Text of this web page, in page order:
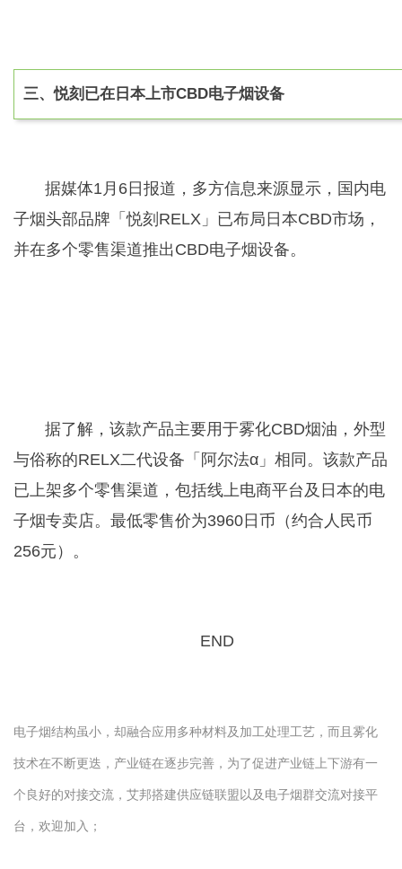
三、悦刻已在日本上市CBD电子烟设备
据媒体1月6日报道，多方信息来源显示，国内电
子烟头部品牌「悦刻RELX」已布局日本CBD市场，
并在多个零售渠道推出CBD电子烟设备。
据了解，该款产品主要用于雾化CBD烟油，外型
与俗称的RELX二代设备「阿尔法α」相同。该款产品
已上架多个零售渠道，包括线上电商平台及日本的电
子烟专卖店。最低零售价为3960日币（约合人民币
256元）。
END
电子烟结构虽小，却融合应用多种材料及加工处理工艺，而且雾化
技术在不断更迭，产业链在逐步完善，为了促进产业链上下游有一
个良好的对接交流，艾邦搭建供应链联盟以及电子烟群交流对接平
台，欢迎加入；